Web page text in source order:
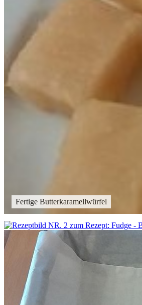
Fertige Butterkaramellwürfel